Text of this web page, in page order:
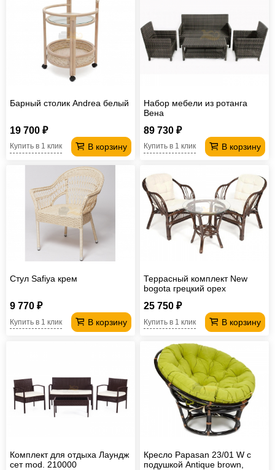
Барный столик Andrea белый
19 700 ₽
В корзину
Купить в 1 клик
Набор мебели из ротанга
Вена
89 730 ₽
В корзину
Купить в 1 клик
Стул Safiya крем
9 770 ₽
В корзину
Купить в 1 клик
Террасный комплект New
bogota грецкий орех
25 750 ₽
В корзину
Купить в 1 клик
Комплект для отдыха Лаундж
сет mod. 210000
Кресло Papasan 23/01 W с
подушкой Antique brown,